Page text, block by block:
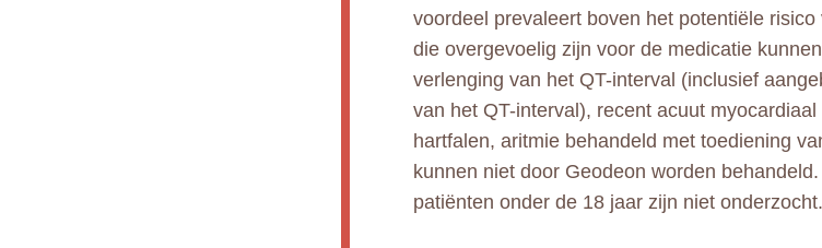
voordeel prevaleert boven het potentiële
die overgevoelig zijn voor de medicatie
verlenging van het QT-interval (inclusief
van het QT-interval), recent acuut
hartfalen, aritmie behandeld met toediening
kunnen niet door Geodeon worden
patiënten onder de 18 jaar zijn niet onderzocht.